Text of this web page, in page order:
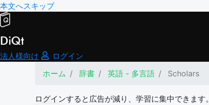
本文へスキップ
DiQt
法人様向け
ログイン
ホーム
辞書 英語 - 多言語 Scholars
ログインすると広告が減り、学習に集中できます。